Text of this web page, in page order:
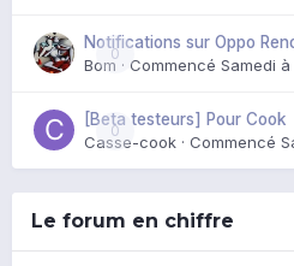
0
Notifications sur Oppo
Bom · Commencé Samedi à
0
[Beta testeurs] Pour Cook
Casse-cook · Commencé
Le forum en chiffre